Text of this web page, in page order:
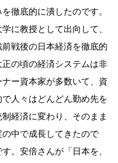
徹底的に潰したのです。
に教授として出向して、
戦後の日本経済を徹底的
の頃の経済システムは非
ー資本家が多数いて、資
人々はどんどん勤め先を
経済に変わり、そのまま
中で成長してきたので
。安倍さんが「日本を、